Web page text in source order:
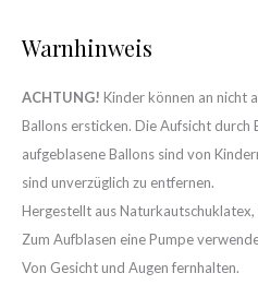
Warnhinweis
ACHTUNG! Kinder können an nicht
Ballons ersticken. Die Aufsicht durch
aufgeblasene Ballons sind von
sind unverzüglich zu entfernen.
Hergestellt aus
Zum Aufblasen eine Pumpe
Von Gesicht und Augen fernhalten.